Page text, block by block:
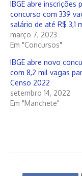
IBGE abre inscrições
concurso com 339
salário de até R$ 3,1
março 7, 2023
Em "Concursos"
IBGE abre novo
com 8,2 mil vagas
Censo 2022
setembro 14, 2022
Em "Manchete"